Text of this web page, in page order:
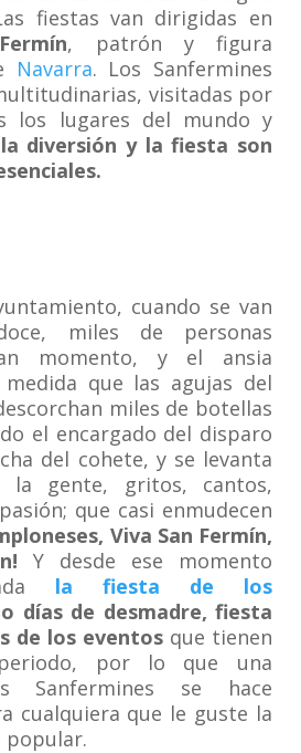
fiestas van dirigidas en
, patrón y figura
Navarra. Los Sanfermines
visitadas por
los lugares del mundo y
diversión y la fiesta son
cuando se van
miles de personas
momento, y el ansia
que las agujas del
miles de botellas
el encargado del disparo
del cohete, y se levanta
gente, gritos, cantos,
que casi enmudecen
Viva San Fermín,
Y desde ese momento
la fiesta de los
días de desmadre, fiesta
de los eventosque tienen
por lo que una
Sanfermines se hace
cualquiera que le guste la
popular.